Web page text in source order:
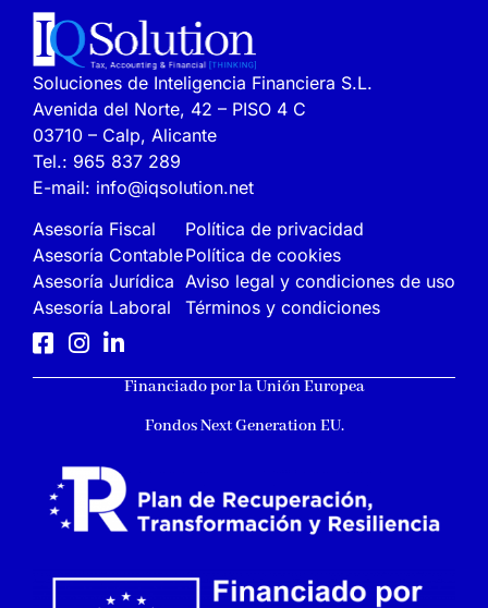
Soluciones de Inteligencia Financiera S.L.
Avenida del Norte, 42 – PISO 4 C
03710 – Calp, Alicante
Tel.: 965 837 289
E-mail: info@iqsolution.net
Asesoría Fiscal
Asesoría Contable
Asesoría Jurídica
Asesoría Laboral
Política de privacidad
Política de cookies
Aviso legal y condiciones de uso
Términos y condiciones
Financiado por la Unión Europea
Fondos Next Generation EU.